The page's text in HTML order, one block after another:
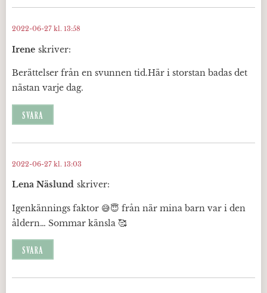
Irene skriver:
2022-06-27 kl. 13:58
Berättelser från en svunnen tid.Här i storstan badas det
nästan varje dag.
SVARA
Lena Näslund skriver:
2022-06-27 kl. 13:03
Igenkännings faktor 😅😇 från när mina barn var i den
åldern… Sommar känsla 🥰
SVARA